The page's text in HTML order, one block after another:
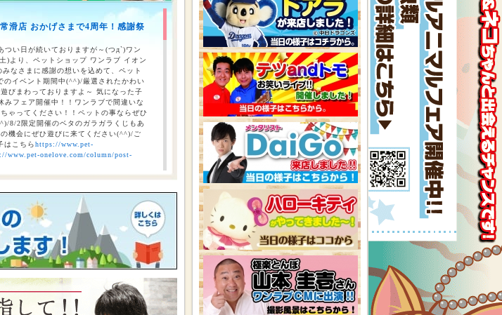
めタウン三豊店 一年で一番お得な
滑店 おかげさまで4周年！感謝祭
い日が続いておりますが～(つд`)ワン
)より、ペットショップ ワンラブ イオン
なさまに感謝の想いを込めて、ペット
のイベント期間中(^^)/厳選されたかわい
びまわっておりますよ～ 気になった子
フェア開催中！！ワンラブで間違いな
ゃってください！！ペットの事ならぜひ
8/2限定開催のベタのガラガラくじもあ
機会にぜひ遊びに来てください(^^)/ご
はこちらhttps://www.pet-
www.pet-onelove.com/column/post-
大決算商談会開幕！！ 8/31お引渡
にて、ポイントプレゼントキャンペー
を2,500円以上のお会計時にご利用頂
でない方は、店頭で会員アプリを取得頂
い！！※ワンラブ看板店舗が対象※ 小動
post-9344/